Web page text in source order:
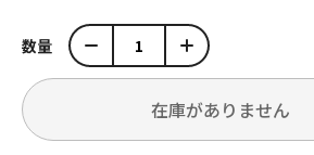
数量
在庫がありません